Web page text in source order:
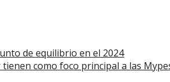
de equilibrio en el 2024
como foco principal a las